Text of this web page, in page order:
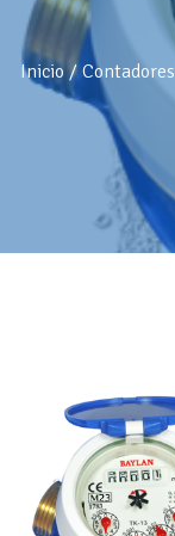
Inicio/